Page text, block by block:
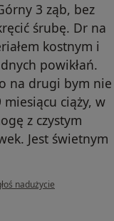
3 ząb, bez
śrubę. Dr na
kostnym i
powikłań.
na drugi bym nie
ciąży, w
z czystym
Jest świetnym
użytkownika Magdalena
nadużycie